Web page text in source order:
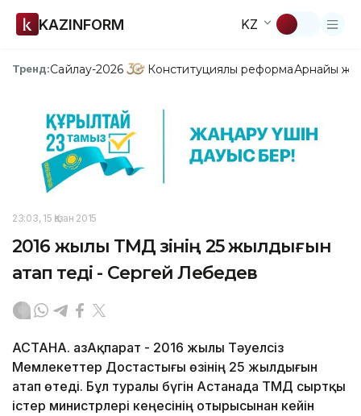
KAZINFORM KZ
Тренд:Сайлау-2026 Конституциялық реформаАрнайы
23:03, 15 Қазан 2015
2016 жылы ТМД өзінің 25 жылдығын
атап өтеді - Сергей Лебедев
АСТАНА. ҚазАқпарат - 2016 жылы Тәуелсіз
Мемлекеттер Достастығы өзінің 25 жылдығын
атап өтеді. Бұл туралы бүгін Астанада ТМД сыртқы
істер министрлері кеңесінің отырысынан кейін